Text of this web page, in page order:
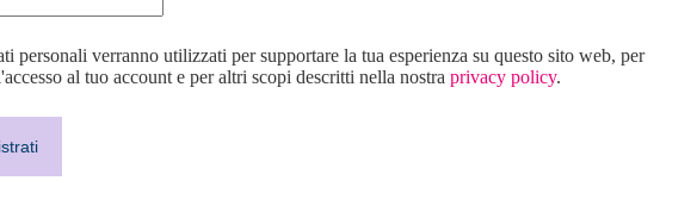
personali verranno utilizzati per supportare la tua esperienza su questo sito web, per
al tuo account e per altri scopi descritti nella nostra privacy policy.